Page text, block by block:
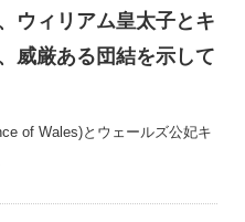
ウィリアム皇太子とキ
威厳ある団結を示して
of Wales)とウェールズ公妃キ